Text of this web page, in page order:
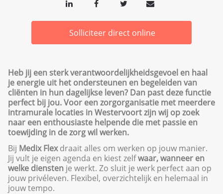
Solliciteer direct online
Heb jij een sterk verantwoordelijkheidsgevoel en haal
je energie uit het ondersteunen en begeleiden van
cliënten in hun dagelijkse leven? Dan past deze functie
perfect bij jou. Voor een zorgorganisatie met meerdere
intramurale locaties in Westervoort zijn wij op zoek
naar een enthousiaste helpende die met passie en
toewijding in de zorg wil werken.
Bij Medix Flex draait alles om werken op jouw manier.
Jij vult je eigen agenda en kiest zelfwaar, wanneer en
welke diensten je werkt. Zo sluit je werk perfect aan op
jouw privéleven. Flexibel, overzichtelijk en helemaal in
jouw tempo.